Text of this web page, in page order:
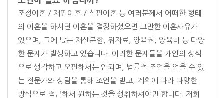
조정이혼 / 재판이혼 / 심판이혼 등 여러분께서 어떠한 형태
의 이혼을 하시던 이혼을 결정하셨으면 그만한 이혼사유가
있으며, 그에 맞는 재산분할, 위자료, 양육권, 양육비 등 다양
한 문제가 발생하고 있습니다. 이러한 문제들을 개인의 상식
으로 생각하고 오판해서는 안되며, 법률적 조언을 얻을 수 있
는 전문가와 상담을 통해 조언을 받고, 계획에 따라 다양한
방식으로 접근해서 원하는 것을 쟁취하셔야만 합니다. 저희